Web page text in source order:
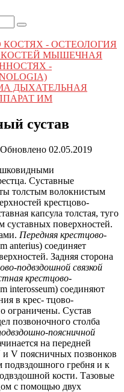
КОСТЯХ - ОСТЕОЛОГИЯ
КОСТЕЙ МЫШЕЧНАЯ
-
ДЫХАТЕЛЬНАЯ
ИМ
сустав
Обновлено 02.05.2019
Суставные
толстым волокнистым
крестцово-
капсула толстая, туго
суставных поверхностей.
Передняя крестцово-
anterius) соединяет
Задняя сторона
подвздошной связкой
крестцово-
interosseum) соединяют
в крес- тцово-
ограничены. Сустав
позвоночного столба
поясничной
на передней
и V поясничных позвонков
подвздошного гребня и к
кости. Тазовые
с помощью двух